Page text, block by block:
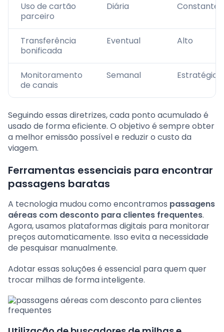
Uso de cartão
parceiro
Diária Constante
Transferência
bonificada
Eventual Alto
Monitoramento
de canais
Semanal Estratégico
Seguindo essas diretrizes, cada ponto acumulado é
usado de forma eficiente. O objetivo é sempre obter
a melhor emissão possível e reduzir o custo da
viagem.
Ferramentas essenciais para encontrar
passagens baratas
A tecnologia mudou como encontramos passagens
aéreas com desconto para clientes frequentes.
Agora, usamos plataformas digitais para monitorar
preços automaticamente. Isso evita a necessidade
de pesquisar manualmente.
Adotar essas soluções é essencial para quem quer
trocar milhas de forma inteligente.